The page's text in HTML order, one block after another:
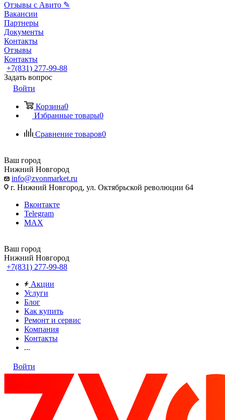
Отзывы с Авито ✎
Вакансии
Партнеры
Документы
Контакты
Отзывы
Контакты
+7(831) 277-99-88
Задать вопрос
Войти
Корзина0
Избранные товары0
Сравнение товаров0
Ваш город
Нижний Новгород
info@zvonmarket.ru
г. Нижний Новгород, ул. Октябрьской революции 64
Вконтакте
Telegram
MAX
Ваш город
Нижний Новгород
+7(831) 277-99-88
Акции
Услуги
Блог
Как купить
Ремонт и сервис
Компания
Контакты
...
Войти